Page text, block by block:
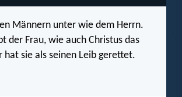
Männern unter wie dem Herrn.
der Frau, wie auch Christus das
hat sie als seinen Leib gerettet.